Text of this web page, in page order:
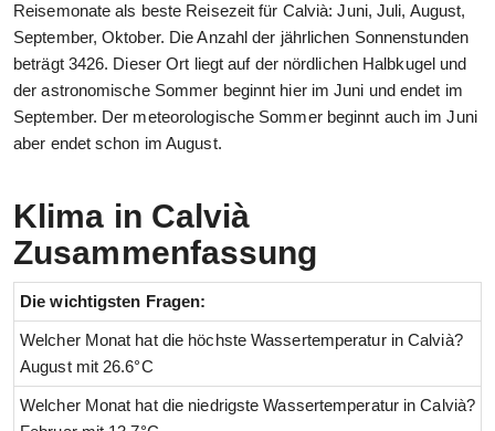
Reisemonate als beste Reisezeit für Calvià: Juni, Juli, August,
September, Oktober. Die Anzahl der jährlichen Sonnenstunden
beträgt 3426. Dieser Ort liegt auf der nördlichen Halbkugel und
der astronomische Sommer beginnt hier im Juni und endet im
September. Der meteorologische Sommer beginnt auch im Juni
aber endet schon im August.
Klima in Calvià
Zusammenfassung
Die wichtigsten Fragen:
Welcher Monat hat die höchste Wassertemperatur in Calvià?
August mit 26.6°C
Welcher Monat hat die niedrigste Wassertemperatur in Calvià?